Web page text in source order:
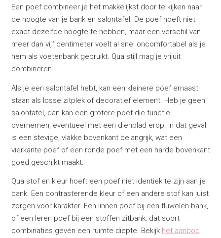
Een poef combineer je het makkelijkst door te kijken naar
de hoogte van je bank en salontafel. De poef hoeft niet
exact dezelfde hoogte te hebben, maar een verschil van
meer dan vijf centimeter voelt al snel oncomfortabel als je
hem als voetenbank gebruikt. Qua stijl mag je vrijuit
combineren.
Als je een salontafel hebt, kan een kleinere poef ernaast
staan als losse zitplek of decoratief element. Heb je geen
salontafel, dan kan een grotere poef die functie
overnemen, eventueel met een dienblad erop. In dat geval
is een stevige, vlakke bovenkant belangrijk, wat een
vierkante poef of een ronde poef met een harde bovenkant
goed geschikt maakt.
Qua stof en kleur hoeft een poef niet identiek te zijn aan je
bank. Een contrasterende kleur of een andere stof kan juist
zorgen voor karakter. Een linnen poef bij een fluwelen bank,
of een leren poef bij een stoffen zitbank: dat soort
combinaties geven een ruimte diepte. Bekijk het aanbod